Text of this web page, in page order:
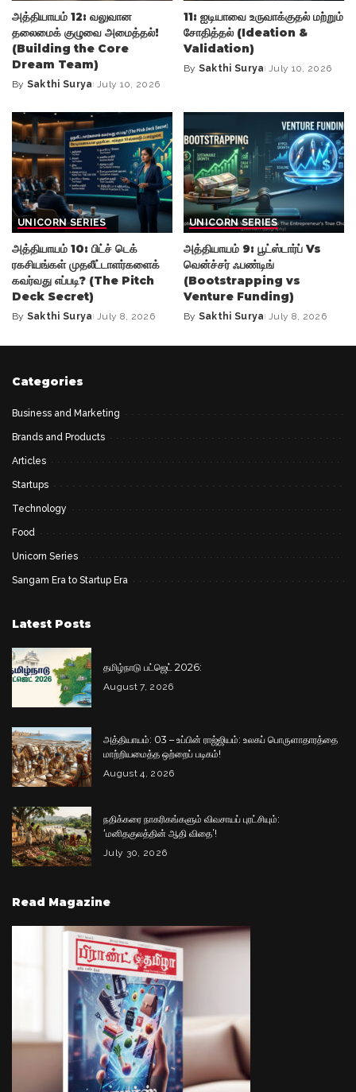
அத்தியாயம் 12: வலுவான
தலைமைக் குழுவை அமைத்தல்!
(Building the Core
Dream Team)
Posted
By Sakthi Surya July 10, 2026
11: ஐடியாவை உருவாக்குதல் மற்றும்
சோதித்தல் (Ideation &
Validation)
Posted
By Sakthi Surya July 10, 2026
UNICORN SERIES
அத்தியாயம் 10: பிட்ச் டெக்
ரகசியங்கள் முதலீட்டாளர்களைக்
கவர்வது எப்படி? (The Pitch
Deck Secret)
Posted
By Sakthi Surya July 8, 2026
UNICORN SERIES
அத்தியாயம் 9: பூட்ஸ்டார்ப் Vs
வென்ச்சர் ஃபண்டிங்
(Bootstrapping vs
Venture Funding)
Posted
By Sakthi Surya July 8, 2026
Categories
Business and Marketing
Brands and Products
Articles
Startups
Technology
Food
Unicorn Series
Sangam Era to Startup Era
Latest Posts
தமிழ்நாடு பட்ஜெட் 2026:
August 7, 2026
அத்தியாயம்: 03 – உப்பின் ராஜ்ஜியம்: உலகப் பொருளாதாரத்தை
மாற்றியமைத்த ஒற்றைப் படிகம்!
August 4, 2026
நதிக்கரை நாகரிகங்களும் விவசாயப் புரட்சியும்:
‘மனிதகுலத்தின் ஆதி விதை’!
July 30, 2026
Read Magazine